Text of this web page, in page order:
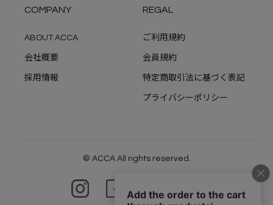
COMPANY
ABOUT ACCA
会社概要
採用情報
REGAL
ご利用規約
会員規約
特定商取引法に基づく表記
プライバシーポリシー
© ACCA All rights reserved.